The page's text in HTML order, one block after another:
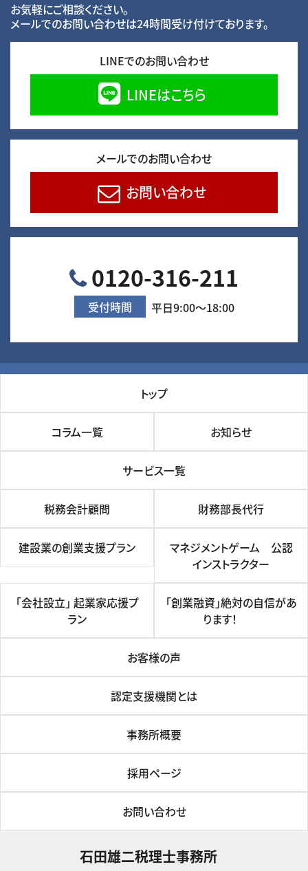
お気軽にご相談ください。
メールでのお問い合わせは24時間受け付けております。
LINEでのお問い合わせ
LINEはこちら
メールでのお問い合わせ
お問い合わせ
0120-316-211
受付時間 平日9:00～18:00
トップ
コラム一覧 お知らせ
サービス一覧
税務会計顧問 財務部長代行
建設業の創業支援プラン
マネジメントゲーム 公認
インストラクター
「会社設立」 起業家応援プ
ラン
「創業融資」絶対の自信があ
ります！
お客様の声
認定支援機関とは
事務所概要
採用ページ
お問い合わせ
石田雄二税理士事務所